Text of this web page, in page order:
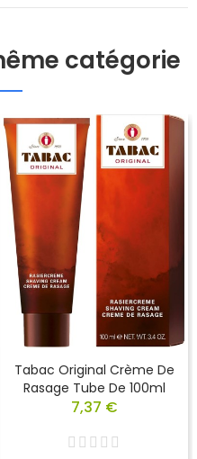
catégorie
Tabac Original Crème De
Rasage Tube De 100ml
7,37 €